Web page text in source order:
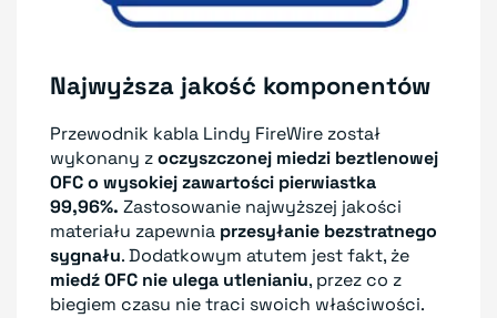
Najwyższa jakość komponentów
Przewodnik kabla Lindy FireWire został
wykonany zoczyszczonej miedzi beztlenowej
OFC o wysokiej zawartości pierwiastka
99,96%. Zastosowanie najwyższej jakości
materiału zapewnia przesyłanie bezstratnego
sygnału. Dodatkowym atutem jest fakt, że
miedź OFC nie ulega utlenianiu, przez co z
biegiem czasu nie traci swoich właściwości.